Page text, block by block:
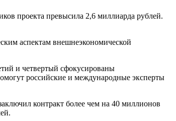
проекта превысила 2,6 миллиарда рублей.
аспектам внешнеэкономической
и четвертый сфокусированы
российские и международные эксперты
контракт более чем на 40 миллионов